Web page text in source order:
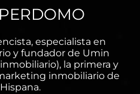
especialista en
y fundador de Umin
la primera y
inmobiliario de